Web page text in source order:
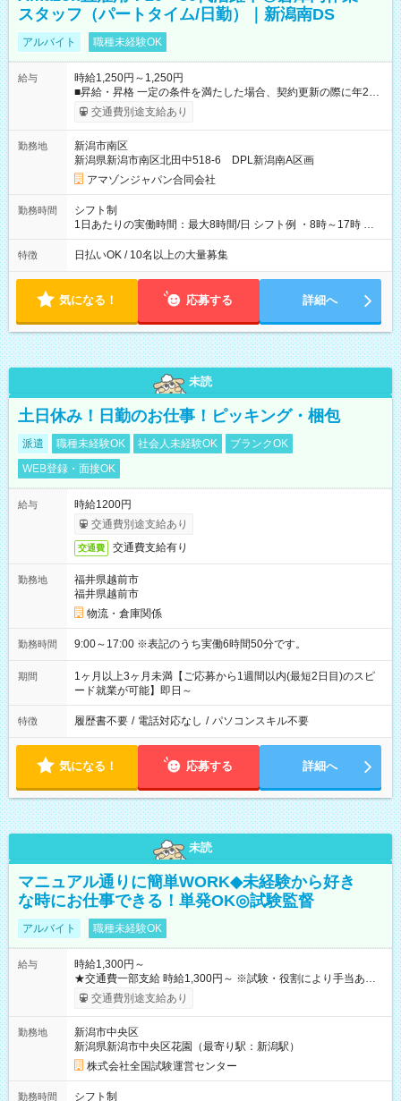
スタッフ（パートタイム/日勤）｜新潟南DS
アルバイト 職種未経験OK
給与
時給1,250円～1,250円
■昇給・昇格 一定の条件を満たした場合、契約更新の際に年2回
まで昇給の機会があります。 ■正社員登用制度あり ※月末締/翌
月25日支払い ※時間外手当、別途支給 ※深夜割増賃金 (22:00～
☆Amazon直雇用で安定して働けます！ 【試用期間】試用期間
あり 試用期間の長さ：1週間 雇用形態、給与は本採用時と同じ
です。
交通費別途支給あり
勤務地
新潟市南区
新潟県新潟市南区北田中518-6 DPL新潟南A区画
アマゾンジャパン合同会社
勤務時間
シフト制
1日あたりの実働時間：最大8時間/日 シフト例 ・8時～17時 ・
12時～21時
特徴 日払いOK / 10名以上の大量募集
気になる！ 応募する 詳細へ
未読
土日休み！日勤のお仕事！ピッキング・梱包
派遣 職種未経験OK 社会人未経験OK
ブランクOK
WEB登録・面接OK
給与
時給1200円
交通費別途支給あり
交通費 交通費支給有り
勤務地
福井県越前市
福井県越前市
物流・倉庫関係
勤務時間 9:00～17:00 ※表記のうち実働6時間50分です。
期間
1ヶ月以上3ヶ月未満【ご応募から1週間以内(最短2日目)のスピ
ード就業が可能】即日～
特徴 履歴書不要 / 電話対応なし / パソコンスキル不要
気になる！ 応募する 詳細へ
未読
マニュアル通りに簡単WORK◆未経験から好き
な時にお仕事できる！単発OK◎試験監督
アルバイト 職種未経験OK
給与
時給1,300円～
★交通費一部支給 時給1,300円～ ※試験・役割により手当あり
※勤務回数により昇給あり 【即給（前払い）オプションあ
り！】 希望される場合、勤務から1週間ほどで給与の一部を受け
例】 ・河合塾模擬試験 8:30～17:30（休憩1時間） 時給1,300円
×8時間＝日収10,400円＋交通費 ※当日の役割により時給＋100
円の場合あり ・国家試験 7:00～13:30（休憩なし） 時給1,300
円（役割手当＋100円）×6時間＝日収8,400円＋交通費 【試用期
間】試用期間なし
交通費別途支給あり
勤務地
新潟市中央区
新潟県新潟市中央区花園（最寄り駅：新潟駅）
株式会社全国試験運営センター
勤務時間
シフト制